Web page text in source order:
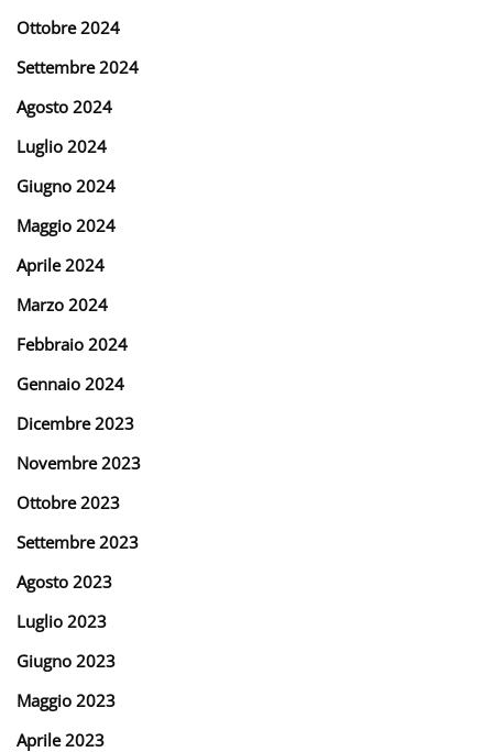
Ottobre 2024
Settembre 2024
Agosto 2024
Luglio 2024
Giugno 2024
Maggio 2024
Aprile 2024
Marzo 2024
Febbraio 2024
Gennaio 2024
Dicembre 2023
Novembre 2023
Ottobre 2023
Settembre 2023
Agosto 2023
Luglio 2023
Giugno 2023
Maggio 2023
Aprile 2023